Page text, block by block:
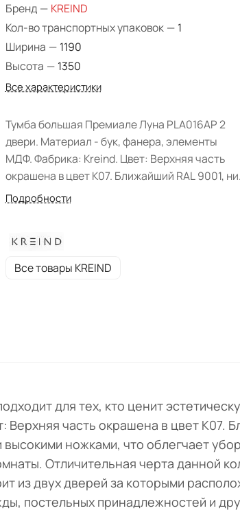
Бренд — KREIND
Кол-во транспортных упаковок — 1
Ширина — 1190
Высота — 1350
Все характеристики
Тумба большая Премиале Луна PLA016AP 2
двери. Материал - бук, фанера, элементы
МДФ. Фабрика: Kreind. Цвет: Верхняя часть
окрашена в цвет K07. Ближайший RAL 9001,
в цвете K03. Ближайший RAL 9005. Форма
Подробности
Все товары KREIND
для тех, кто ценит
часть окрашена в цвет K07.
ножками, что облегчает
Отличительная черта данной
из двух дверей за которыми
постельных принадлежностей и